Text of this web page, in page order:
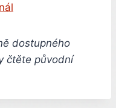
dostupného
čtěte původní